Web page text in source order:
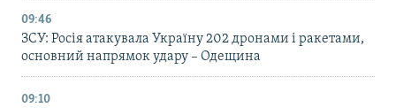
09:46
ЗСУ: Росія атакувала Україну 202 дронами і ракетами,
основний напрямок удару – Одещина
09:10